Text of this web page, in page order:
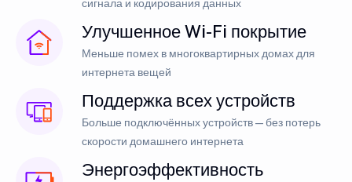
сигнала и кодирования данных
Улучшенное Wi-Fi покрытие
Меньше помех в многоквартирных домах для
интернета вещей
Поддержка всех устройств
Больше подключённых устройств — без потерь
скорости домашнего интернета
Энергоэффективность